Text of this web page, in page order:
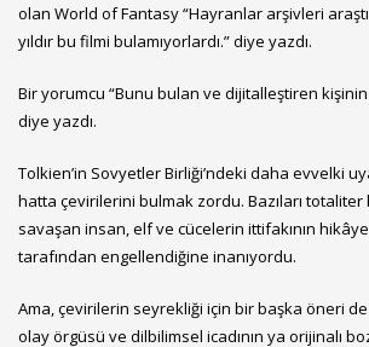
olan World of Fantasy “Hayranlar arşivleri
yıldır bu filmi bulamıyorlardı.” diye yazdı.
Bir yorumcu “Bunu bulan ve dijitalleştiren
diye yazdı.
Tolkien’in Sovyetler Birliği’ndeki daha evvelki
hatta çevirilerini bulmak zordu. Bazıları totaliter
savaşan insan, elf ve cücelerin ittifakının
tarafından engellendiğine inanıyordu.
Ama, çevirilerin seyrekliği için bir başka öneri de
olay örgüsü ve dilbilimsel icadının ya orijinalı